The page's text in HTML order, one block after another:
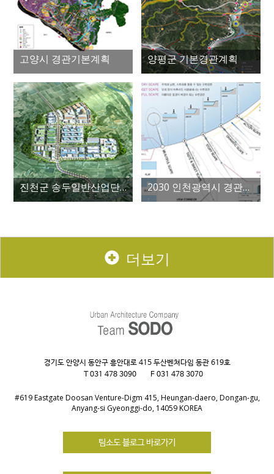
고양시 경관기본계획 양평군 기본경관계획
진천군 송두일반산업단지 경관계획 2030 인천광역시 경관계획
더보기
경기도 안양시 동안구 흥안대로 415 두산벤쳐다임 동관 619호
T 031 478 3090
F 031 478 3070
#619 Eastgate Doosan Venture-Digm 415, Heungan-daero, Dongan-gu,
Anyang-si Gyeonggi-do, 14059 KOREA
팀소도 블로그 바로가기